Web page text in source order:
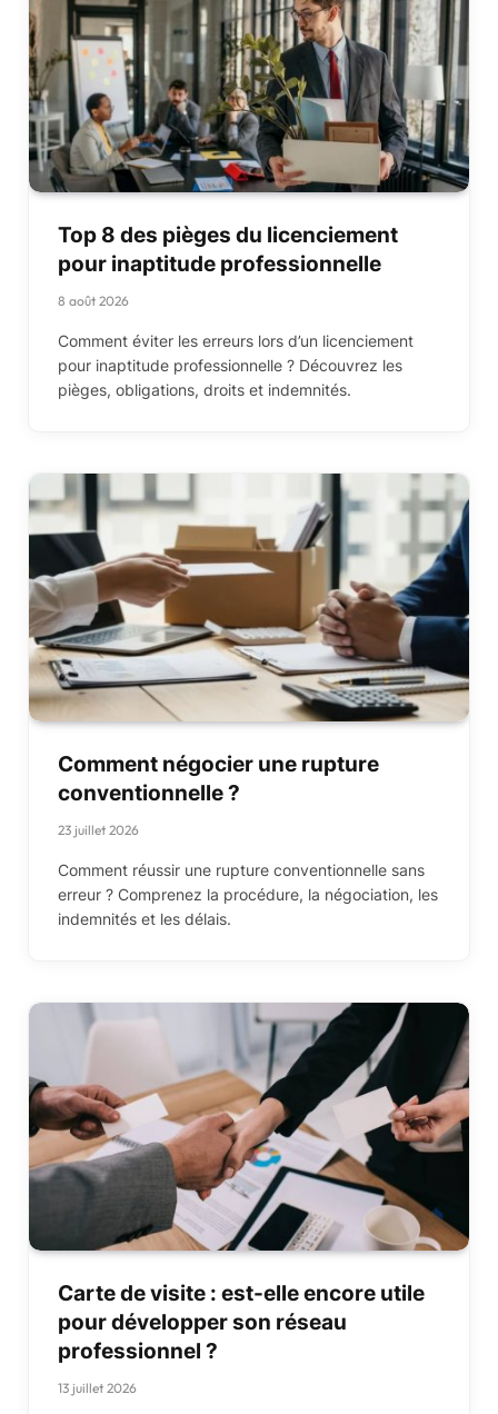
Top 8 des pièges du licenciement
pour inaptitude professionnelle
8 août 2026
Comment éviter les erreurs lors d’un licenciement
pour inaptitude professionnelle ? Découvrez les
pièges, obligations, droits et indemnités.
Comment négocier une rupture
conventionnelle ?
23 juillet 2026
Comment réussir une rupture conventionnelle sans
erreur ? Comprenez la procédure, la négociation, les
indemnités et les délais.
Carte de visite : est-elle encore utile
pour développer son réseau
professionnel ?
13 juillet 2026